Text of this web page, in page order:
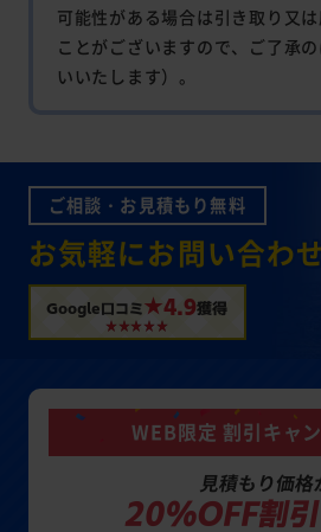
可能性がある場合は引き取り又
ことがございますので、ご了承
いいたします）。
ご相談・お見積もり無料
お気軽にお問い合わ
Google口コミ ★4.9獲得
WEB限定 割引キャ
見積もり価格
20%OFF割